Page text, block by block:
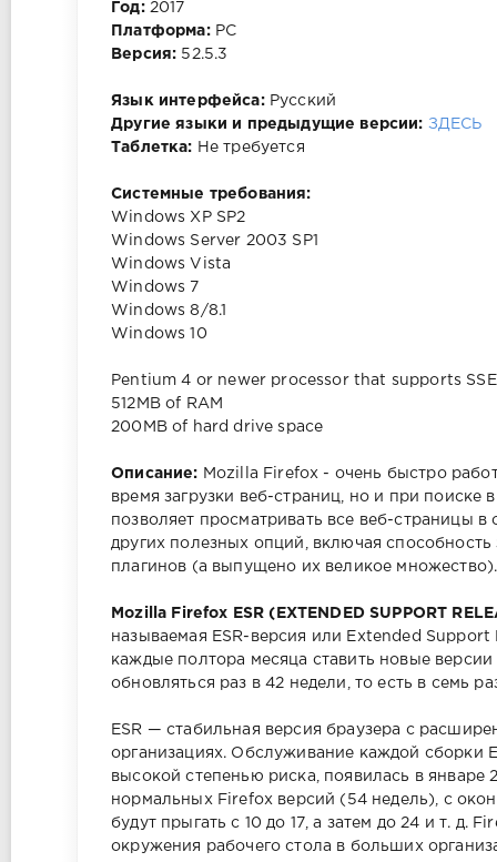
Год: 2017
Платформа: PC
Версия: 52.5.3
Язык интерфейса: Русский
Другие языки и предыдущие версии: ЗДЕСЬ
Таблетка: Не требуется
Системные требования:
Windows XP SP2
Windows Server 2003 SP1
Windows Vista
Windows 7
Windows 8/8.1
Windows 10
Pentium 4 or newer processor that supports
512MB of RAM
200MB of hard drive space
Описание: Mozilla Firefox - очень быстро
время загрузки веб-страниц, но и при поиске
позволяет просматривать все веб-страницы
других полезных опций, включая
плагинов (а выпущено их великое множество).
Mozilla Firefox ESR (EXTENDED SUPPORT
называемая ESR-версия или Extended
каждые полтора месяца ставить новые
обновляться раз в 42 недели, то есть в семь
ESR — стабильная версия браузера с
организациях. Обслуживание каждой сборки
высокой степенью риска, появилась в январе
нормальных Firefox версий (54 недель), с
будут прыгать с 10 до 17, а затем до 24 и т. д.
окружения рабочего стола в больших